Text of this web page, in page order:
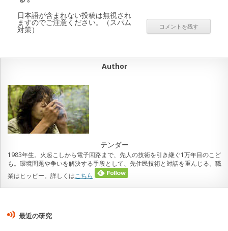
日本語が含まれない投稿は無視され
ますのでご注意ください。（スパム
対策）
Author
テンダー
1983年生。火起こしから電子回路まで、先人の技術を引き継ぐ1万年目のこど
も。環境問題や争いを解決する手段として、先住民技術と対話を重んじる。職
業はヒッピー。詳しくは こちら
最近の研究